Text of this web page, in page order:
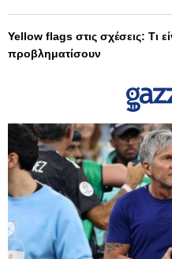
Yellow flags στις σχέσεις: Τι
προβληματίσουν